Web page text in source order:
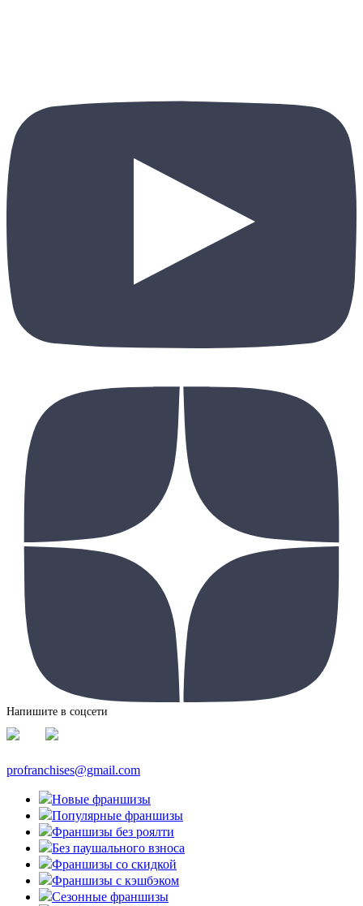
Напишите в соцсети
profranchises@gmail.com
Новые франшизы
Популярные франшизы
Франшизы без роялти
Без паушального взноса
Франшизы со скидкой
Франшизы с кэшбэком
Сезонные франшизы